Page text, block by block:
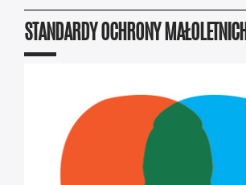
STANDARDY OCHRONY MAŁOLETNICH